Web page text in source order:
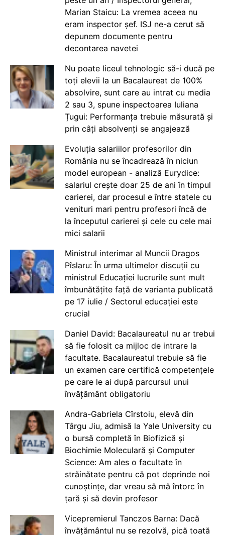
Marian Staicu: La vremea aceea nu
eram inspector șef. ISJ ne-a cerut să
depunem documente pentru
decontarea navetei
Nu poate liceul tehnologic să-i ducă pe
toți elevii la un Bacalaureat de 100%
absolvire, sunt care au intrat cu media
2 sau 3, spune inspectoarea Iuliana
Țugui: Performanța trebuie măsurată și
prin câți absolvenți se angajează
Evoluția salariilor profesorilor din
România nu se încadrează în niciun
model european - analiză Eurydice:
salariul crește doar 25 de ani în timpul
carierei, dar procesul e între statele cu
venituri mari pentru profesori încă de
la începutul carierei și cele cu cele mai
mici salarii
Ministrul interimar al Muncii Dragos
Pîslaru: În urma ultimelor discuții cu
ministrul Educației lucrurile sunt mult
îmbunătățite față de varianta publicată
pe 17 iulie / Sectorul educației este
crucial
Daniel David: Bacalaureatul nu ar trebui
să fie folosit ca mijloc de intrare la
facultate. Bacalaureatul trebuie să fie
un examen care certifică competențele
pe care le ai după parcursul unui
învățământ obligatoriu
Andra-Gabriela Cîrstoiu, elevă din
Târgu Jiu, admisă la Yale University cu
o bursă completă în Biofizică și
Biochimie Moleculară și Computer
Science: Am ales o facultate în
străinătate pentru că pot deprinde noi
cunoștințe, dar vreau să mă întorc în
țară și să devin profesor
Vicepremierul Tanczos Barna: Dacă
învățământul nu se rezolvă, pică toată